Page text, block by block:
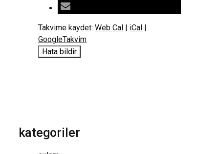
Takvime kaydet: Web Cal | iCal |
GoogleTakvim
Hata bildir
kategoriler